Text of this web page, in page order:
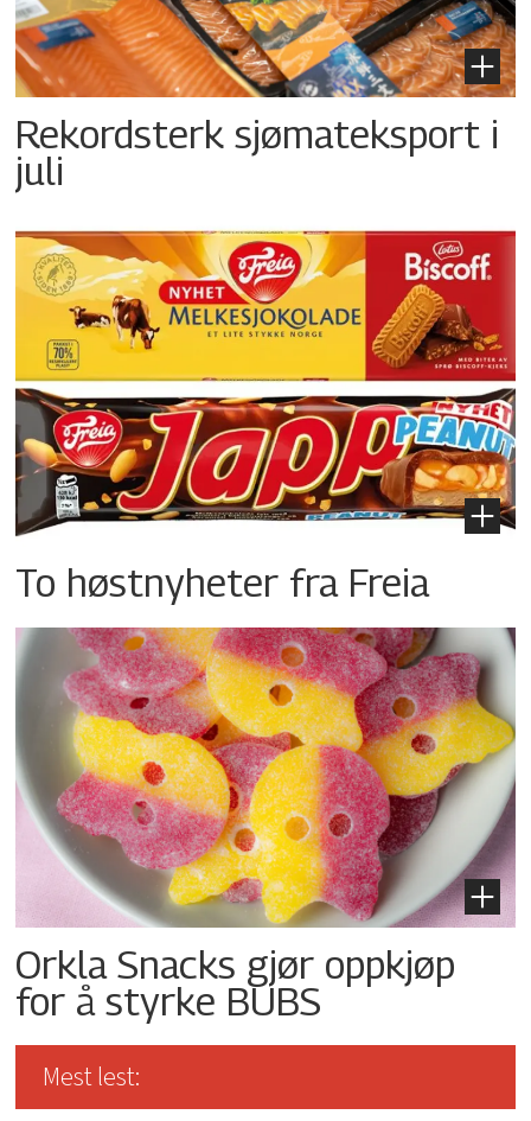
Rekordsterk sjømateksport i
juli
To høstnyheter fra Freia
Orkla Snacks gjør oppkjøp
for å styrke BUBS
Mest lest: